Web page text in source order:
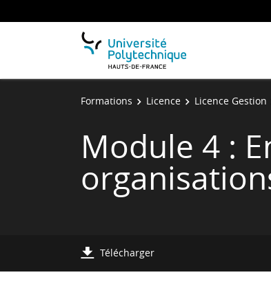
Formations Licence Licence Gestion
Module 4 :
Télécharger